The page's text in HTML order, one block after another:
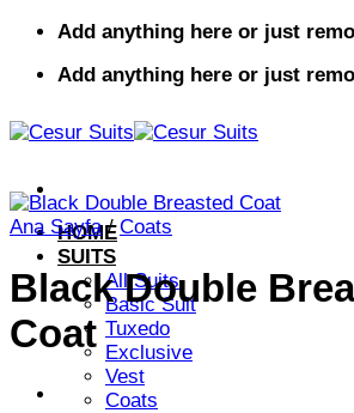
İçeriğeAdd anything here or just
Add anything here or just
HOME
SUITS
All Suits
Basic Suit
Tuxedo
Exclusive
Vest
Coats
Ana Sayfa / Coats
Black Double
Coat